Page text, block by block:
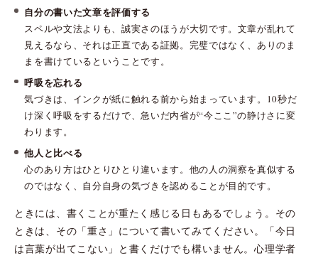
自分の書いた文章を評価する
スペルや文法よりも、誠実さのほうが大切です。文章が乱れて
見えるなら、それは正直である証拠。完璧ではなく、ありのま
まを書けているということです。
呼吸を忘れる
気づきは、インクが紙に触れる前から始まっています。10秒だ
け深く呼吸をするだけで、急いだ内省が“今ここ”の静けさに変
わります。
他人と比べる
心のあり方はひとりひとり違います。他の人の洞察を真似する
のではなく、自分自身の気づきを認めることが目的です。
ときには、書くことが重たく感じる日もあるでしょう。その
ときは、その「重さ」について書いてみてください。「今日
は言葉が出てこない」と書くだけでも構いません。心理学者